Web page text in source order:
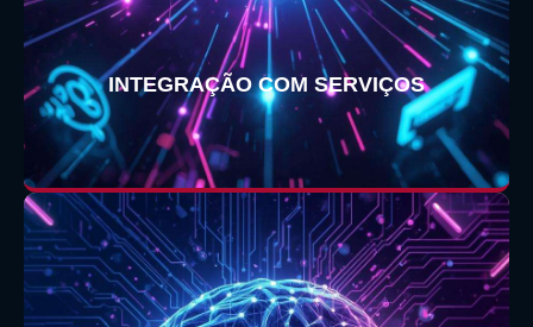
INTEGRAÇÃO COM SERVIÇOS